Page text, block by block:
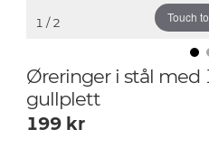
Touch
1 / 2
Øreringer i stål med
gullplett
199 kr